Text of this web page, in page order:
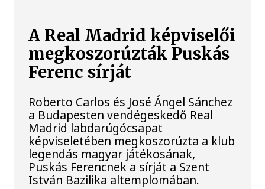
A Real Madrid képviselői
megkoszorúzták Puskás
Ferenc sírját
Roberto Carlos és José Ángel Sánchez
a Budapesten vendégeskedő Real
Madrid labdarúgócsapat
képviseletében megkoszorúzta a klub
legendás magyar játékosának,
Puskás Ferencnek a sírját a Szent
István Bazilika altemplomában.